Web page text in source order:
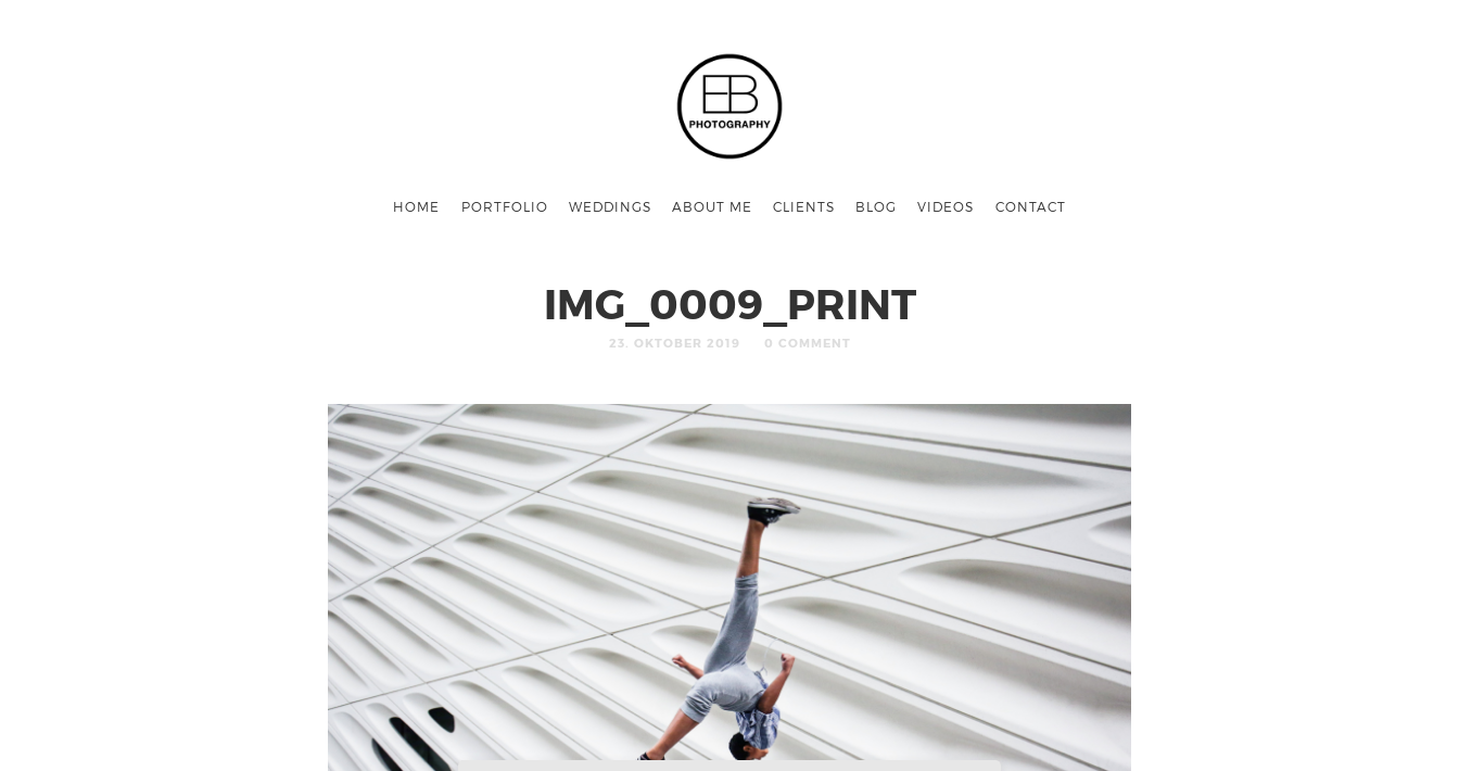
HOME PORTFOLIO WEDDINGS ABOUT ME CLIENTS BLOG VIDEOS CONTACT
IMG_0009_PRINT
23. OKTOBER 2019 0 COMMENT